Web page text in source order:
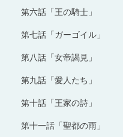
第六話「王の騎士」
第七話「ガーゴイル」
第八話「女帝謁見」
第九話「愛人たち」
第十話「王家の詩」
第十一話「聖都の雨」